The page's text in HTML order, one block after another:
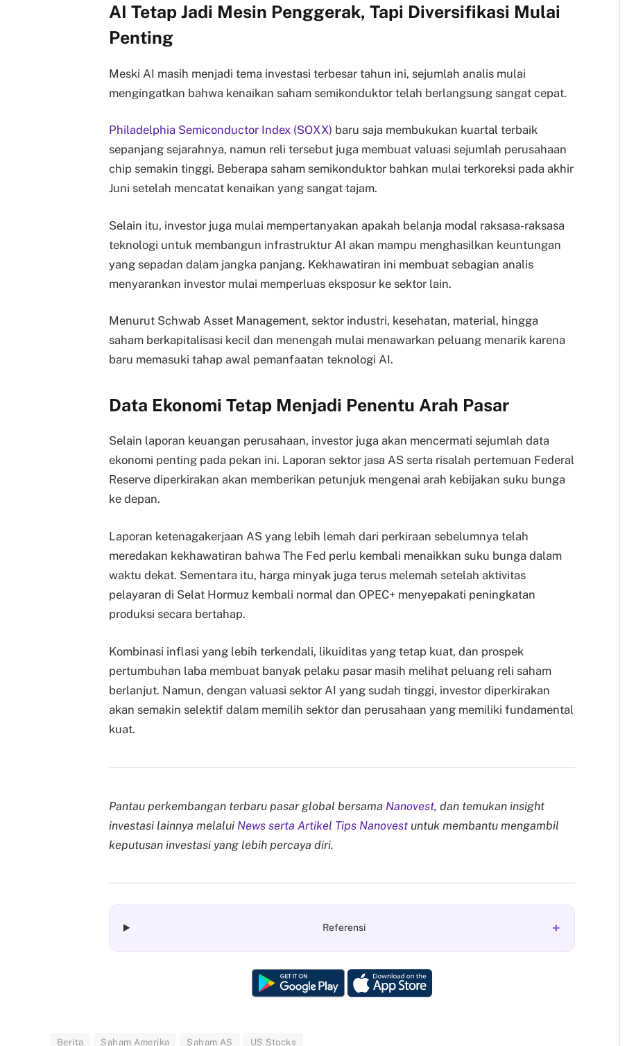
AI Tetap Jadi Mesin Penggerak, Tapi Diversifikasi Mulai
Penting
Meski AI masih menjadi tema investasi terbesar tahun ini, sejumlah analis mulai
mengingatkan bahwa kenaikan saham semikonduktor telah berlangsung sangat cepat.
Philadelphia Semiconductor Index (SOXX) baru saja membukukan kuartal terbaik
sepanjang sejarahnya, namun reli tersebut juga membuat valuasi sejumlah perusahaan
chip semakin tinggi. Beberapa saham semikonduktor bahkan mulai terkoreksi pada akhir
Juni setelah mencatat kenaikan yang sangat tajam.
Selain itu, investor juga mulai mempertanyakan apakah belanja modal raksasa-raksasa
teknologi untuk membangun infrastruktur AI akan mampu menghasilkan keuntungan
yang sepadan dalam jangka panjang. Kekhawatiran ini membuat sebagian analis
menyarankan investor mulai memperluas eksposur ke sektor lain.
Menurut Schwab Asset Management, sektor industri, kesehatan, material, hingga
saham berkapitalisasi kecil dan menengah mulai menawarkan peluang menarik karena
baru memasuki tahap awal pemanfaatan teknologi AI.
Data Ekonomi Tetap Menjadi Penentu Arah Pasar
Selain laporan keuangan perusahaan, investor juga akan mencermati sejumlah data
ekonomi penting pada pekan ini. Laporan sektor jasa AS serta risalah pertemuan Federal
Reserve diperkirakan akan memberikan petunjuk mengenai arah kebijakan suku bunga
ke depan.
Laporan ketenagakerjaan AS yang lebih lemah dari perkiraan sebelumnya telah
meredakan kekhawatiran bahwa The Fed perlu kembali menaikkan suku bunga dalam
waktu dekat. Sementara itu, harga minyak juga terus melemah setelah aktivitas
pelayaran di Selat Hormuz kembali normal dan OPEC+ menyepakati peningkatan
produksi secara bertahap.
Kombinasi inflasi yang lebih terkendali, likuiditas yang tetap kuat, dan prospek
pertumbuhan laba membuat banyak pelaku pasar masih melihat peluang reli saham
berlanjut. Namun, dengan valuasi sektor AI yang sudah tinggi, investor diperkirakan
akan semakin selektif dalam memilih sektor dan perusahaan yang memiliki fundamental
kuat.
Pantau perkembangan terbaru pasar global bersama Nanovest, dan temukan insight
investasi lainnya melalui News serta Artikel Tips Nanovest untuk membantu mengambil
keputusan investasi yang lebih percaya diri.
Referensi +
Berita Saham Amerika Saham AS US Stocks